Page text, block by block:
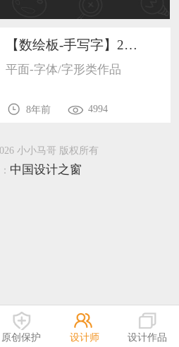
用户作品已成功备案！
用户作品已成功备案！
用户作品已成功备案！
【数绘板-手写字】2017新春特辑1005
平面-字体/字形类作品
8年前 4994
小小马哥 版权所有
中国设计之窗
原创保护 设计师 设计作品